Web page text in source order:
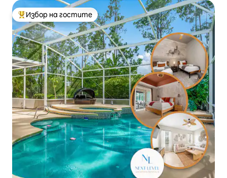
Най-популярен избор на гостите
Избор на гостите